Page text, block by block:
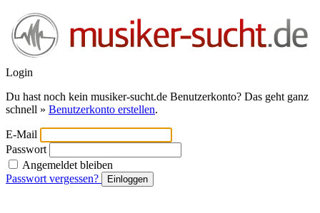
Login
Du hast noch kein musiker-sucht.de Benutzerkonto? Das geht ganz
schnell » Benutzerkonto erstellen.
E-Mail
Passwort
Angemeldet bleiben
Passwort vergessen?
Einloggen